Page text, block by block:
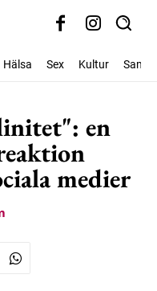
Hälsa Sex Kultur
en
medier